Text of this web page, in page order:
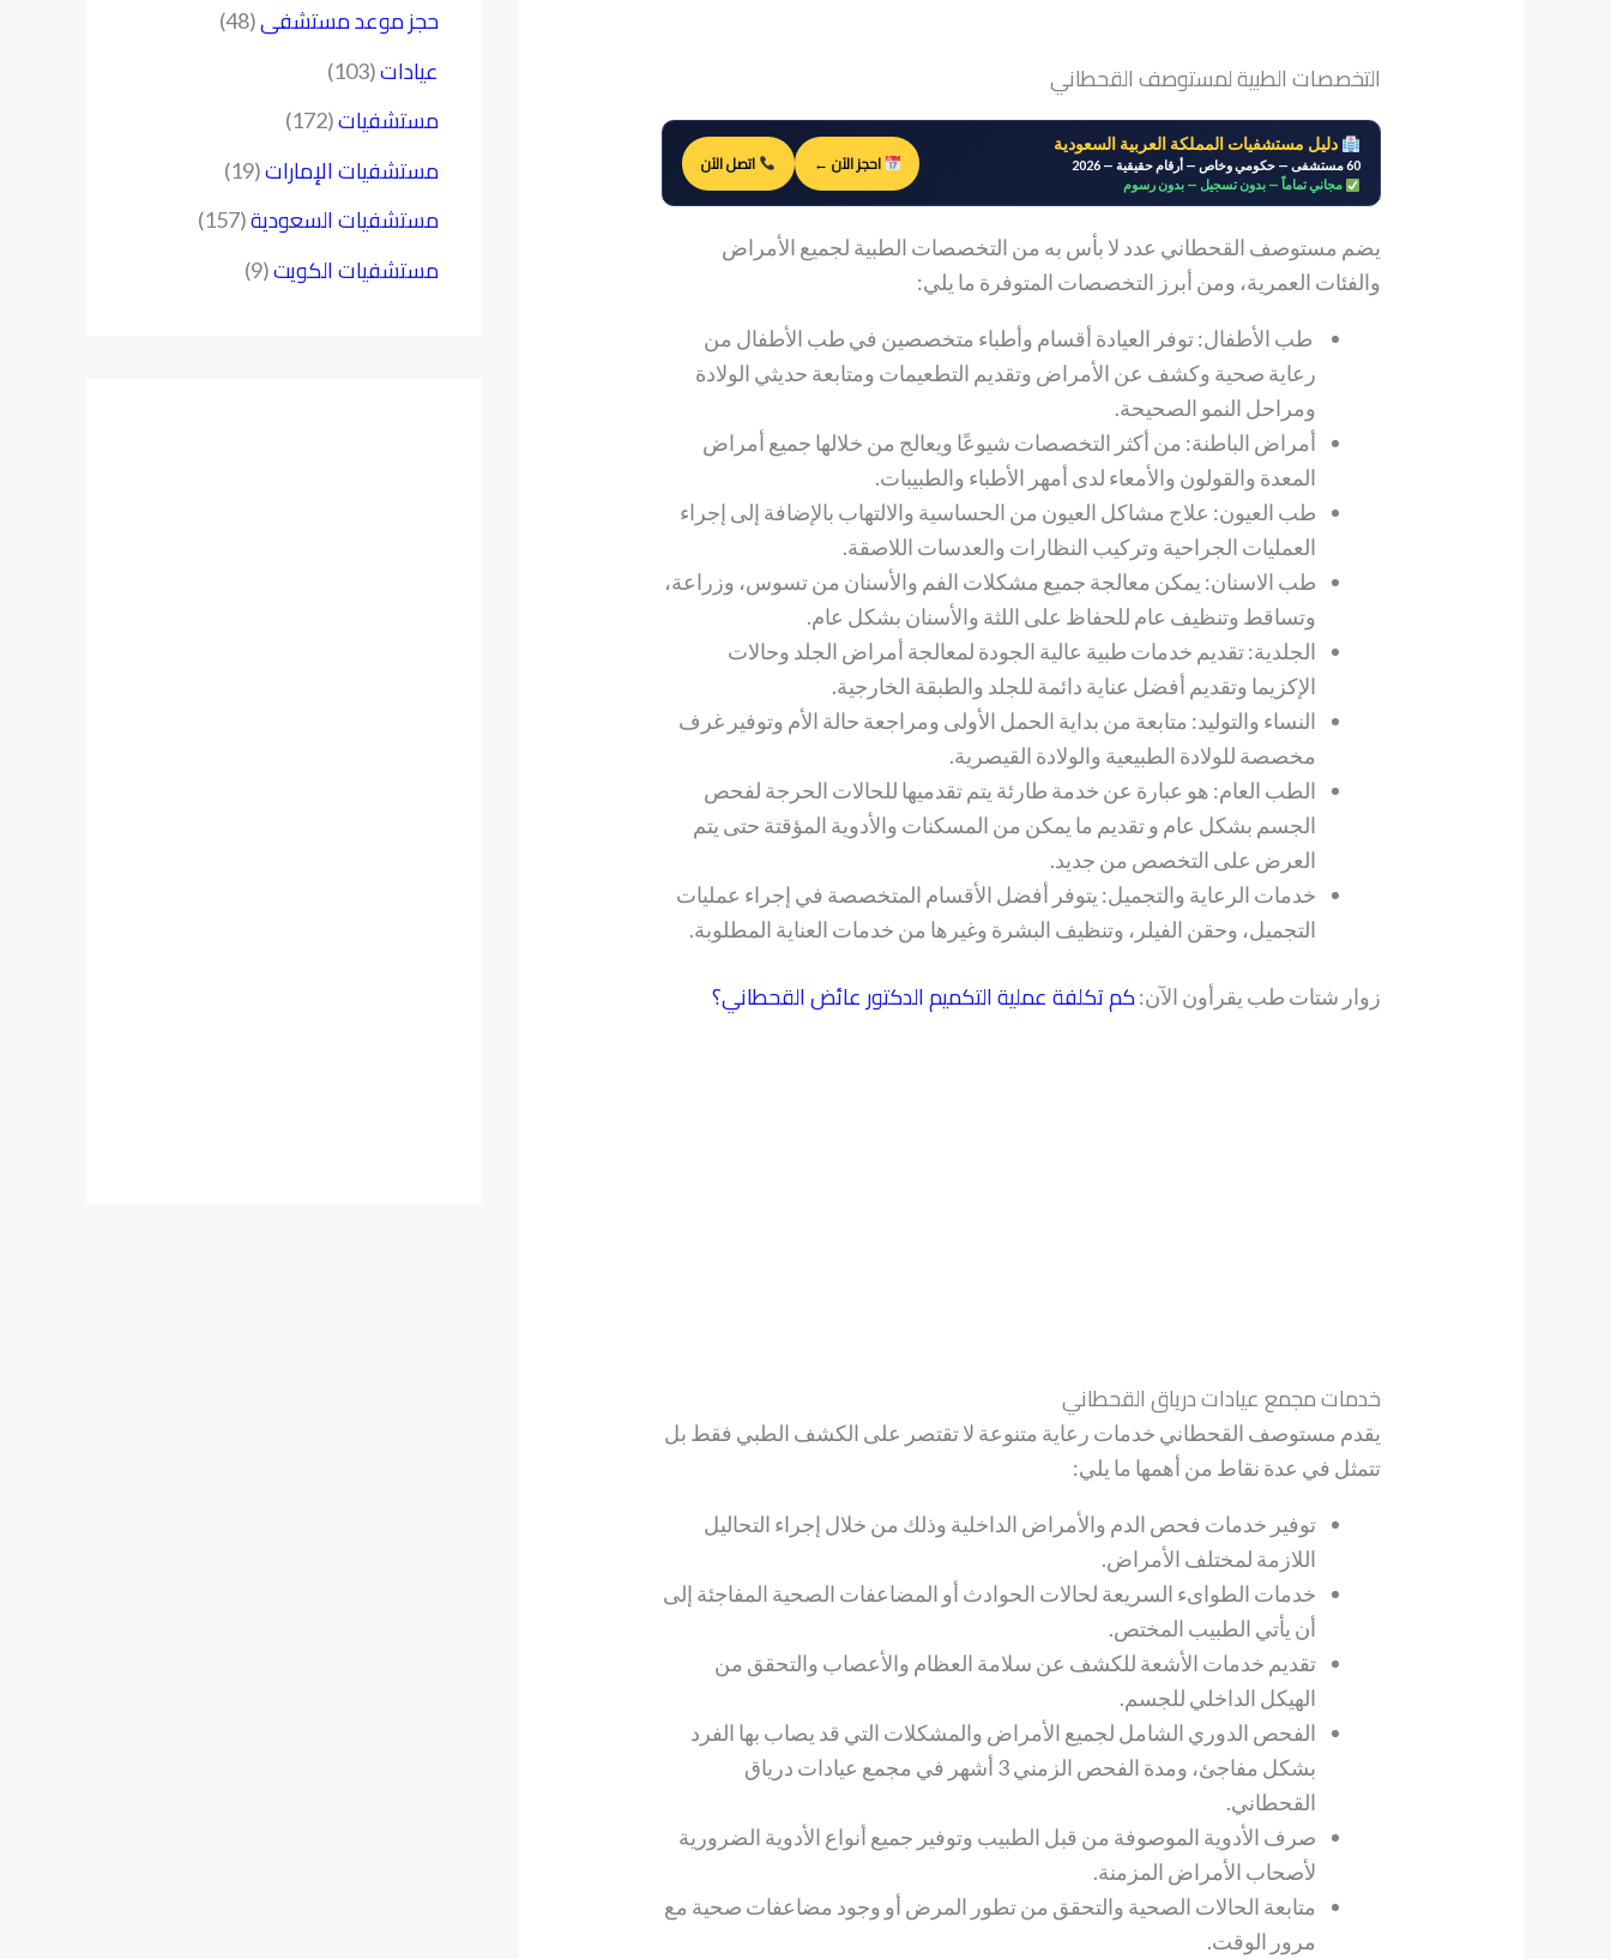
التخصصات الطبية لمستوصف القحطاني
دليل مستشفيات المملكة العربية السعودية
60 مستشفى — حكومي وخاص — أرقام حقيقية — 2026
مجاني تماماً — بدون تسجيل — بدون رسوم
احجز الآن ← اتصل الآن
يضم مستوصف القحطاني عدد لا بأس به من التخصصات الطبية لجميع الأمراض
والفئات العمرية، ومن أبرز التخصصات المتوفرة ما يلي:
طب الأطفال: توفر العيادة أقسام وأطباء متخصصين في طب الأطفال من
رعاية صحية وكشف عن الأمراض وتقديم التطعيمات ومتابعة حديثي الولادة
ومراحل النمو الصحيحة.
أمراض الباطنة: من أكثر التخصصات شيوعًا ويعالج من خلالها جميع أمراض
المعدة والقولون والأمعاء لدى أمهر الأطباء والطبيبات.
طب العيون: علاج مشاكل العيون من الحساسية والالتهاب بالإضافة إلى إجراء
العمليات الجراحية وتركيب النظارات والعدسات اللاصقة.
طب الاسنان: يمكن معالجة جميع مشكلات الفم والأسنان من تسوس، وزراعة،
وتساقط وتنظيف عام للحفاظ على اللثة والأسنان بشكل عام.
الجلدية: تقديم خدمات طبية عالية الجودة لمعالجة أمراض الجلد وحالات
الإكزيما وتقديم أفضل عناية دائمة للجلد والطبقة الخارجية.
النساء والتوليد: متابعة من بداية الحمل الأولى ومراجعة حالة الأم وتوفير غرف
مخصصة للولادة الطبيعية والولادة القيصرية.
الطب العام: هو عبارة عن خدمة طارئة يتم تقدميها للحالات الحرجة لفحص
الجسم بشكل عام و تقديم ما يمكن من المسكنات والأدوية المؤقتة حتى يتم
العرض على التخصص من جديد.
خدمات الرعاية والتجميل: يتوفر أفضل الأقسام المتخصصة في إجراء عمليات
التجميل، وحقن الفيلر، وتنظيف البشرة وغيرها من خدمات العناية المطلوبة.
زوار شتات طب يقرأون الآن:كم تكلفة عملية التكميم الدكتور عائض القحطاني؟
خدمات مجمع عيادات درياق القحطاني
يقدم مستوصف القحطاني خدمات رعاية متنوعة لا تقتصر على الكشف الطبي فقط بل
تتمثل في عدة نقاط من أهمها ما يلي:
توفير خدمات فحص الدم والأمراض الداخلية وذلك من خلال إجراء التحاليل
اللازمة لمختلف الأمراض.
خدمات الطواىء السريعة لحالات الحوادث أو المضاعفات الصحية المفاجئة إلى
أن يأتي الطبيب المختص.
تقديم خدمات الأشعة للكشف عن سلامة العظام والأعصاب والتحقق من
الهيكل الداخلي للجسم.
الفحص الدوري الشامل لجميع الأمراض والمشكلات التي قد يصاب بها الفرد
بشكل مفاجئ، ومدة الفحص الزمني 3 أشهر في مجمع عيادات درياق
القحطاني.
صرف الأدوية الموصوفة من قبل الطبيب وتوفير جميع أنواع الأدوية الضرورية
لأصحاب الأمراض المزمنة.
متابعة الحالات الصحية والتحقق من تطور المرض أو وجود مضاعفات صحية مع
مرور الوقت.
حجز موعد مستشفى(48)
عيادات(103)
مستشفيات(172)
مستشفيات الإمارات(19)
مستشفيات السعودية(157)
مستشفيات الكويت(9)